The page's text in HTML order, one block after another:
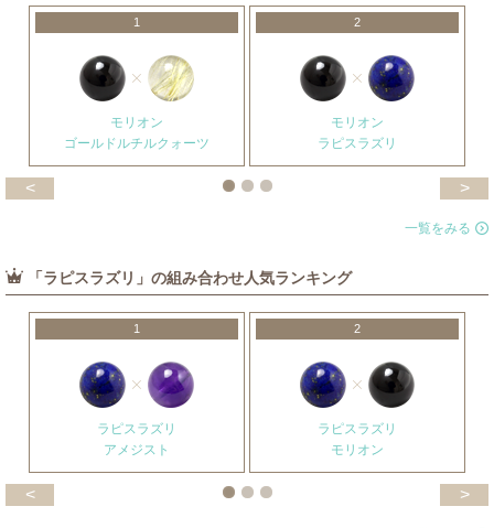
1
モリオン
ゴールドルチルクォーツ
2
モリオン
ラピスラズリ
< >
一覧をみる
「ラピスラズリ」の組み合わせ人気ランキング
1
ラピスラズリ
アメジスト
2
ラピスラズリ
モリオン
< >